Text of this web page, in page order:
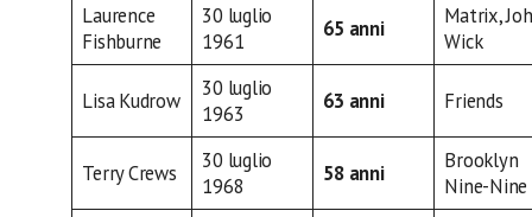
Laurence
Fishburne
30 luglio
1961
65 anni
Matrix,
Wick
Lisa Kudrow
30 luglio
1963
63 anni Friends
Terry Crews
30 luglio
1968
58 anni
Brooklyn
Nine-Nine